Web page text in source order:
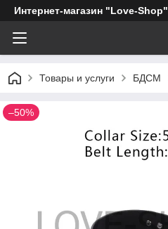
Интернет-магазин "Love-Shop"
Товары и услуги БДСМ
–50%